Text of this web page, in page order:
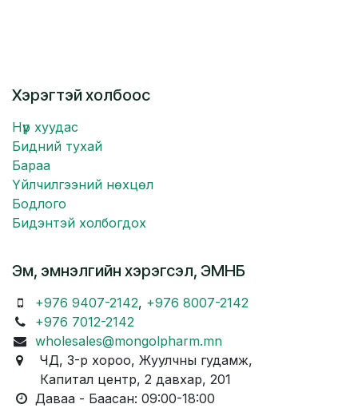
Хэрэгтэй холбоос
Нүүр хуудас
Бидний тухай
Бараа
Үйлчилгээний нөхцөл
Бодлого
Бидэнтэй холбогдох
Эм, эмнэлгийн хэрэгсэл, ЭМНБ
+976 9407-2142, +976 8007-2142
+976 7012-2142
wholesales@mongolpharm.mn
ЧД, 3-р хороо, Жуулчны гудамж,
Капитал центр, 2 давхар, 201
Даваа - Баасан: 09:00-18:00